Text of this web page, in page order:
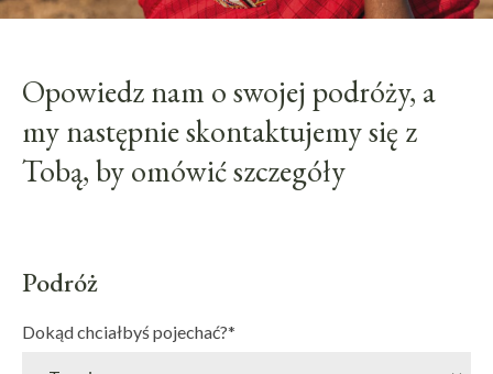
Opowiedz nam o swojej podróży, a
my następnie skontaktujemy się z
Tobą, by omówić szczegóły
Podróż
Dokąd chciałbyś pojechać?*